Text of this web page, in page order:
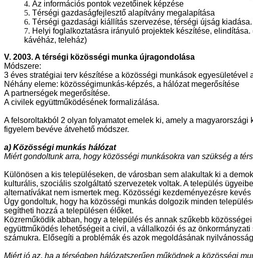
4. Az információs pontok vezetőinek képzése
5. Térségi gazdaságfejlesztő alapítvány megalapítása
6. Térségi gazdasági kiállítás szervezése, térségi újság kiadása.
7. Helyi foglalkoztatásra irányuló projektek készítése,
kávéház, teleház)
V. 2003. A térségi közösségi munka újragondolása
Módszere:
3 éves stratégiai terv készítése a közösségi munkások
Néhány eleme: közösségimunkás-képzés, a hálózat megerősítése
A partnerségek megerősítése.
A civilek együttműködésének formalizálása.
A felsoroltakból 2 olyan folyamatot emelek ki, amely a
figyelem bevéve átvehető módszer.
a) Közösségi munkás hálózat
Miért gondoltunk arra, hogy közösségi munkásokra van szükség a
Különösen a kis településeken, de városban sem alakultak ki a
kulturális, szociális szolgáltató szervezetek voltak. A település
alternatívákat nem ismertek meg. Közösségi kezdeményezésre kevés
Úgy gondoltuk, hogy ha közösségi munkás dolgozik minden
segítheti hozzá a településen élőket.
Közreműködik abban, hogy a település és annak szűkebb
együttműködés lehetőségeit a civil, a vállalkozói és az
számukra. Elősegíti a problémák és azok megoldásának
Miért jó az, ha a térségben hálózatszerűen működnek a közösségi